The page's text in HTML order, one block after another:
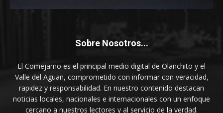
Sobre Nosotros...
El Comejamo es el principal medio digital de Olanchito y el
Valle del Aguan, comprometido con informar con veracidad,
rapidez y responsabilidad. En nuestro contenido destacan
noticias locales, nacionales e internacionales con un enfoque
cercano a nuestros lectores y al servicio de la verdad.